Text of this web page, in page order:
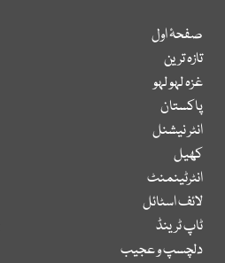
صفحۂ اول
تازہ ترین
غزہ لہو لہو
پاکستان
انٹر نیشنل
کھیل
انٹرٹینمنٹ
لائف اسٹائل
ٹاپ ٹرینڈ
دلچسپ و عجیب